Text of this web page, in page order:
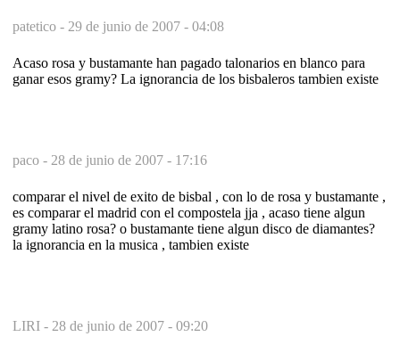
patetico - 29 de junio de 2007 - 04:08
Acaso rosa y bustamante han pagado talonarios en blanco para
ganar esos gramy? La ignorancia de los bisbaleros tambien existe
paco - 28 de junio de 2007 - 17:16
comparar el nivel de exito de bisbal , con lo de rosa y bustamante ,
es comparar el madrid con el compostela jja , acaso tiene algun
gramy latino rosa? o bustamante tiene algun disco de diamantes?
la ignorancia en la musica , tambien existe
LIRI - 28 de junio de 2007 - 09:20